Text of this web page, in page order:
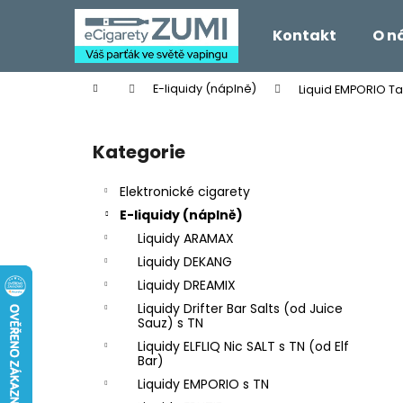
Kontakt O
Domů E-liquidy (náplně) Liquid EMPORIO
Přeskočit
kategorie
Kategorie
Elektronické cigarety
E-liquidy (náplně)
Liquidy ARAMAX
Liquidy DEKANG
Liquidy DREAMIX
Liquidy Drifter Bar Salts (od Juice
Sauz) s TN
Liquidy ELFLIQ Nic SALT s TN (od Elf
Bar)
Liquidy EMPORIO s TN
í
Zpět
do
Zpět
do